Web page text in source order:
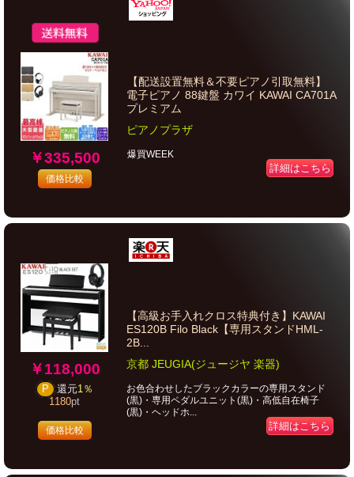
￥335,500
価格比較
【配送設置無料＆不要ピアノ引取無料】
電子ピアノ 88鍵盤 カワイ KAWAI CA701A
プレミアム
ピアノプラザ
爆買WEEK
詳細はこちら
￥118,000
P 還元1％
1180pt
価格比較
【高級お手入れクロス特典付き】KAWAI
ES120B Filo Black【専用スタンドHML-
2B...
京都 JEUGIA(ジュージヤ 楽器)
お色合わせしたブラックカラーの専用スタンド
(黒)・専用ペダルユニット(黒)・高低自在椅子
(黒)・ヘッドホ...
詳細はこちら